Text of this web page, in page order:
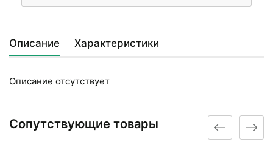
Описание Характеристики
Описание отсутствует
Сопутствующие товары